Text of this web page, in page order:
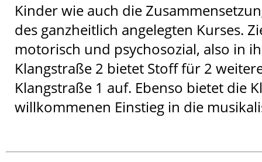
Kinder wie auch die
des ganzheitlich angelegten Kurses.
motorisch und psychosozial, also in
Klangstraße 2 bietet Stoff für 2
Klangstraße 1 auf. Ebenso bietet die
willkommenen Einstieg in die